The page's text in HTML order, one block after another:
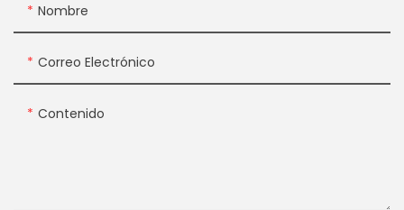
Nombre
Correo Electrónico
Contenido